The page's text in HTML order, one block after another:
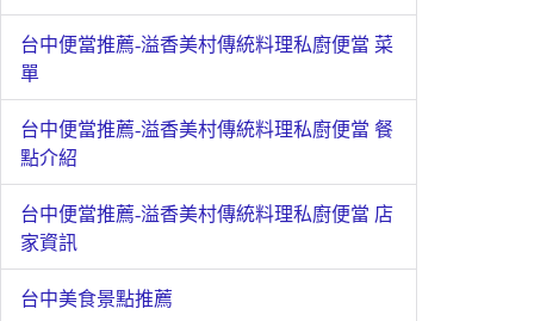
台中便當推薦-溢香美村傳統料理私廚便當 菜
單
台中便當推薦-溢香美村傳統料理私廚便當 餐
點介紹
台中便當推薦-溢香美村傳統料理私廚便當 店
家資訊
台中美食景點推薦